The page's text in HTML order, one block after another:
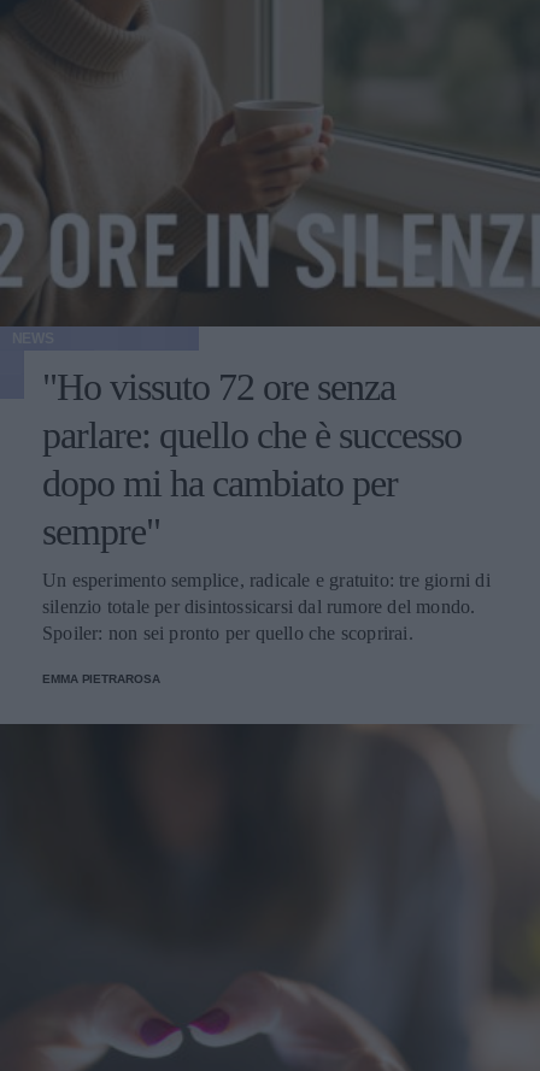
"Ho vissuto 72 ore senza
parlare: quello che è successo
dopo mi ha cambiato per
sempre"
Un esperimento semplice, radicale e gratuito: tre giorni di
silenzio totale per disintossicarsi dal rumore del mondo.
Spoiler: non sei pronto per quello che scoprirai.
EMMA PIETRAROSA